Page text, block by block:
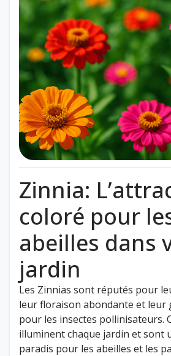
Zinnia:
coloré pour
abeilles dans
jardin
Les Zinnias sont réputés pour
leur floraison abondante et leur
pour les insectes pollinisateurs.
illuminent chaque jardin et sont
paradis pour les abeilles et les